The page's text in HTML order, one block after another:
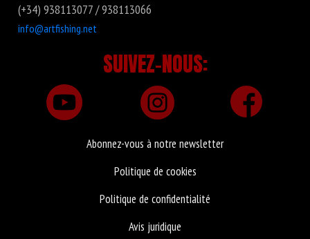
(+34) 938113077 / 938113066
info@artfishing.net
SUIVEZ-NOUS:
Abonnez-vous à notre newsletter
Politique de cookies
Politique de confidentialité
Avis juridique